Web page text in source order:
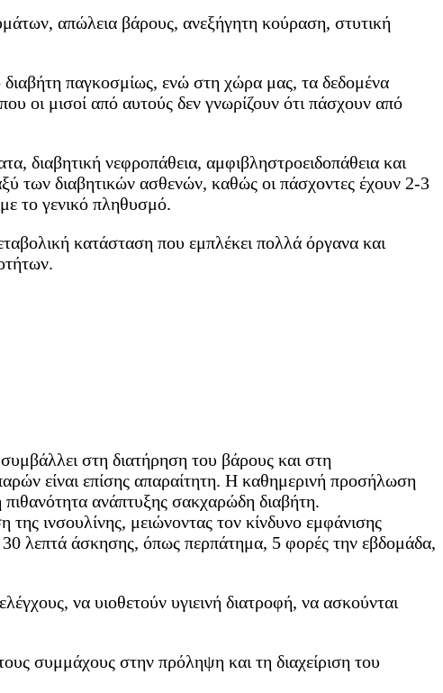
απώλεια βάρους, ανεξήγητη κούραση, στυτική
παγκοσμίως, ενώ στη χώρα μας, τα δεδομένα
οι μισοί από αυτούς δεν γνωρίζουν ότι πάσχουν από
διαβητική νεφροπάθεια, αμφιβληστροειδοπάθεια και
των διαβητικών ασθενών, καθώς οι πάσχοντες έχουν 2-3
το γενικό πληθυσμό.
κατάσταση που εμπλέκει πολλά όργανα και
στη διατήρηση του βάρους και στη
είναι επίσης απαραίτητη. Η καθημερινή προσήλωση
πιθανότητα ανάπτυξης σακχαρώδη διαβήτη.
ινσουλίνης, μειώνοντας τον κίνδυνο εμφάνισης
λεπτά άσκησης, όπως περπάτημα, 5 φορές την εβδομάδα,
να υιοθετούν υγιεινή διατροφή, να ασκούνται
συμμάχους στην πρόληψη και τη διαχείριση του